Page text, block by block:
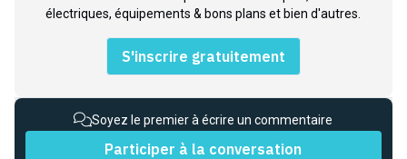
électriques, équipements & bons plans et bien d'autres.
S'inscrire gratuitement
Soyez le premier à écrire un commentaire
Participer à la conversation